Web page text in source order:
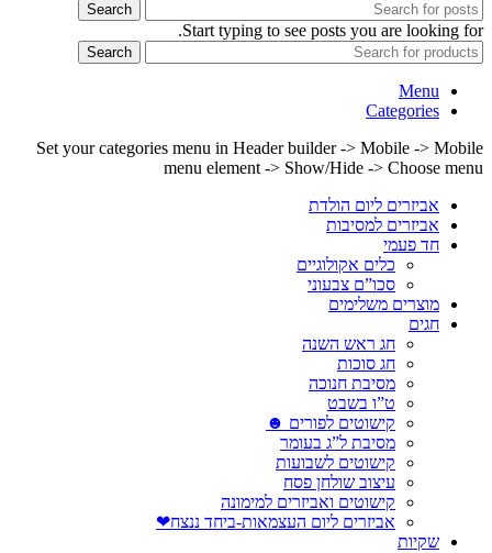
Search
Start typing to see posts you are looking for.
Search
Menu
Categories
Set your categories menu in Header builder -> Mobile -> Mobile
menu element -> Show/Hide -> Choose menu
אביזרים ליום הולדת
אביזרים למסיבות
חד פעמי
כלים אקולוגיים
סכו”ם צבעוני
מוצרים משלימים
חגים
חג ראש השנה
חג סוכות
מסיבת חנוכה
ט”ו בשבט
קישוטים לפורים ☻
מסיבת ל”ג בעומר
קישוטים לשבועות
עיצוב שולחן פסח
קישוטים ואביזרים למימונה
אביזרים ליום העצמאות-ביחד ננצח❤
שקיות